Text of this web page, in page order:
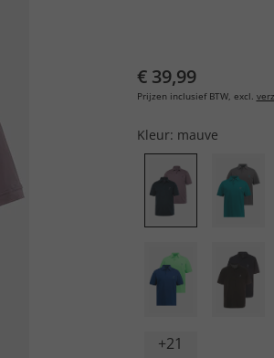
€ 39,99
Prijzen inclusief BTW, excl.
Kleur: mauve
+21